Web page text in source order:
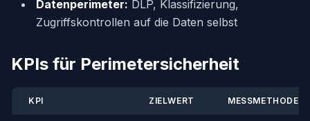
Datenperimeter: DLP, Klassifizierung,
Zugriffskontrollen auf die Daten selbst
KPIs für Perimetersicherheit
KPI ZIELWERT MESSMETHODE